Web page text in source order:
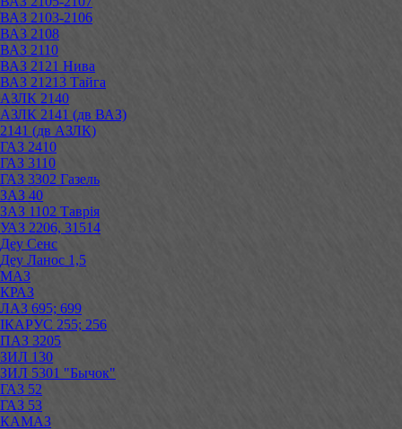
ВАЗ 2103-2106
ВАЗ 2108
ВАЗ 2110
ВАЗ 2121 Нива
ВАЗ 21213 Тайга
АЗЛК 2140
АЗЛК 2141 (дв ВАЗ)
2141 (дв АЗЛК)
ГАЗ 2410
ГАЗ 3110
ГАЗ 3302 Газель
ЗАЗ 40
ЗАЗ 1102 Таврія
УАЗ 2206, 31514
Деу Сенс
Деу Ланос 1,5
МАЗ
КРАЗ
ЛАЗ 695; 699
ІКАРУС 255; 256
ПАЗ 3205
ЗИЛ 130
ЗИЛ 5301 "Бычок"
ГАЗ 52
ГАЗ 53
КАМАЗ